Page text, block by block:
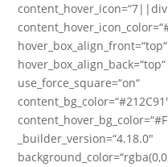
hover_box_align_front=“top“
hover_box_align_back=“top“
use_force_square=“on“
_builder_version=“4.18.0″